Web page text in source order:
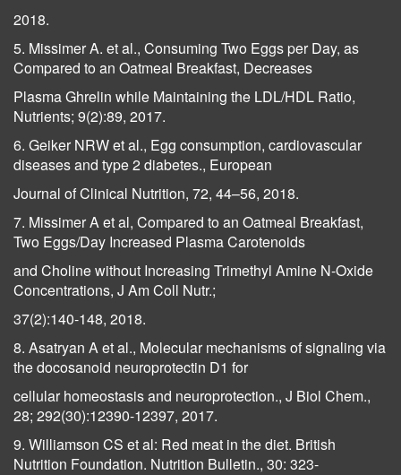
2018.
5. Missimer A. et al., Consuming Two Eggs per Day, as
Compared to an Oatmeal Breakfast, Decreases
Plasma Ghrelin while Maintaining the LDL/HDL Ratio,
Nutrients; 9(2):89, 2017.
6. Geiker NRW et al., Egg consumption, cardiovascular
diseases and type 2 diabetes., European
Journal of Clinical Nutrition, 72, 44–56, 2018.
7. Missimer A et al, Compared to an Oatmeal Breakfast,
Two Eggs/Day Increased Plasma Carotenoids
and Choline without Increasing Trimethyl Amine N-Oxide
Concentrations, J Am Coll Nutr.;
37(2):140-148, 2018.
8. Asatryan A et al., Molecular mechanisms of signaling via
the docosanoid neuroprotectin D1 for
cellular homeostasis and neuroprotection., J Biol Chem.,
28; 292(30):12390-12397, 2017.
9. Williamson CS et al: Red meat in the diet. British
Nutrition Foundation. Nutrition Bulletin., 30: 323-